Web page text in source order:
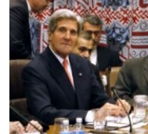
ຊີວິດຊາວລາວ
ຊຸມຊົນຊາວລາວ
ວິທະຍາສາດ-ເທັກໂນໂລຈີ
ທຸລະກິດ